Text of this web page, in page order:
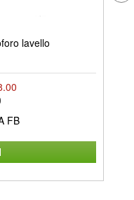
lavello
FB